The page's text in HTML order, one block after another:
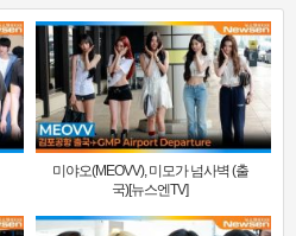
미야오(MEOVV), 미모가 넘사벽 (출
국)[뉴스엔TV]